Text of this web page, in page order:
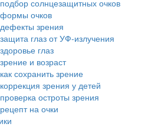
подбор солнцезащитных очков
формы очков
дефекты зрения
защита глаз от УФ-излучения
здоровье глаз
зрение и возраст
как сохранить зрение
коррекция зрения у детей
проверка остроты зрения
рецепт на очки